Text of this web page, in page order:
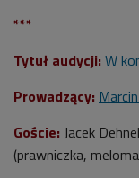
***
Tytuł audycji: W
Prowadzący:
Goście: Jacek
(prawniczka,